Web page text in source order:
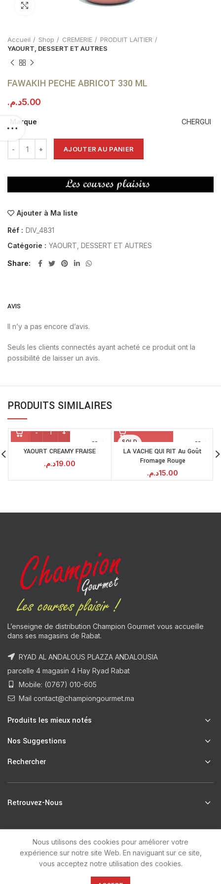
Click to enlarge
Accueil Shop CREMERIE
PRODUIT LAITIER
YAOURT, DESSERT ET AUTRES
FAWAKIH PECHE ABRICOT 330 ML
5.00د.م.
Marque CHERGUI
AJOUTER AU PANIER
Ajouter à Ma liste
Réf : DIV_4831
Catégorie : YAOURT, DESSERT ET AUTRES
Share
AVIS
Il n’y a pas encore d’avis.
Seuls les clients connectés ayant acheté ce produit ont la
possibilité de laisser un avis.
PRODUITS SIMILAIRES
YAOURT CREAMY FRAISE
19.00د.م.
SOLD
LA VACHE QUI RIT Au Goût
Fromage Rouge
15.00د.م.
L’enseigne de distribution Champion Gourmet vous accueille
dans ses magasins de Rabat.
RYAD AL ANDALOUS PLAZZA ANDALOUSIA
parcelle 4 magasin 4 Hay Ryad Rabat
Mobile: (0767) 010-605
Mail contact@championgourmet.ma
Produits les mieux notés
Nos Suggestions
Rechercher
Retrouvez-Nous
Champion Gourmet 2021 byRunsoft.
Nous utilisons des cookies pour améliorer votre
expérience sur notre site Web. En naviguant sur ce site,
vous acceptez notre utilisation des cookies.